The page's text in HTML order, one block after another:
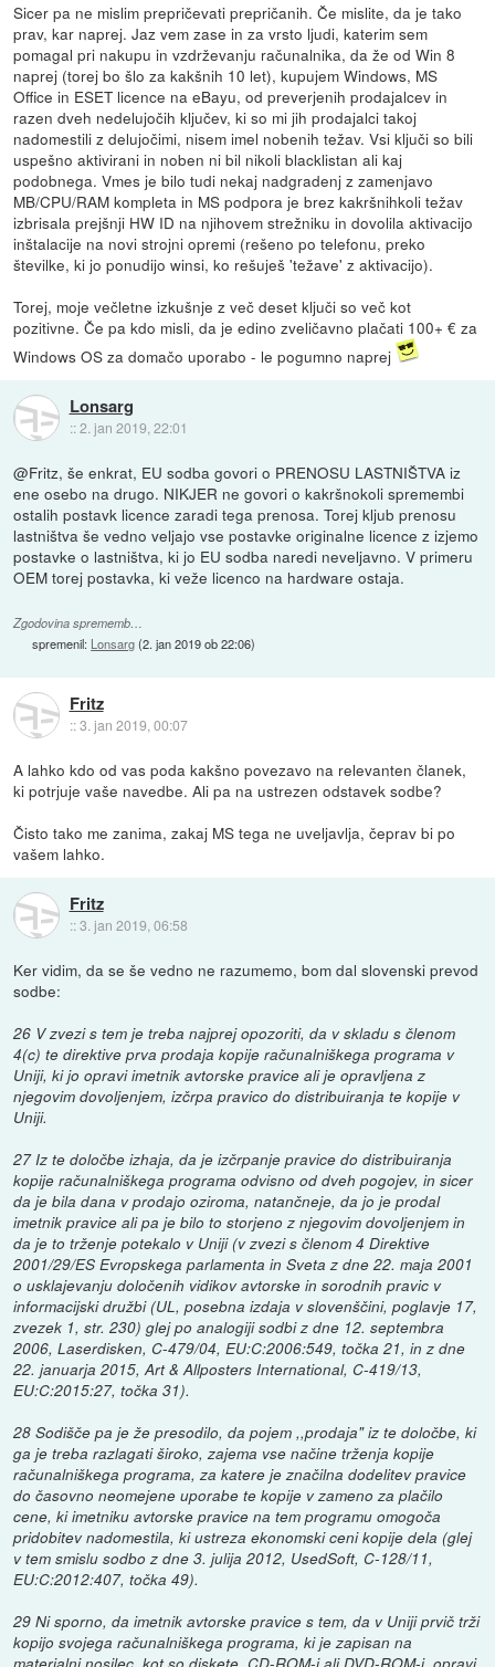
Sicer pa ne mislim prepričevati prepričanih. Če mislite, da je tako
prav, kar naprej. Jaz vem zase in za vrsto ljudi, katerim sem
pomagal pri nakupu in vzdrževanju računalnika, da že od Win 8
naprej (torej bo šlo za kakšnih 10 let), kupujem Windows, MS
Office in ESET licence na eBayu, od preverjenih prodajalcev in
razen dveh nedelujočih ključev, ki so mi jih prodajalci takoj
nadomestili z delujočimi, nisem imel nobenih težav. Vsi ključi so bili
uspešno aktivirani in noben ni bil nikoli blacklistan ali kaj
podobnega. Vmes je bilo tudi nekaj nadgradenj z zamenjavo
MB/CPU/RAM kompleta in MS podpora je brez kakršnihkoli težav
izbrisala prejšnji HW ID na njihovem strežniku in dovolila aktivacijo
inštalacije na novi strojni opremi (rešeno po telefonu, preko
številke, ki jo ponudijo winsi, ko rešuješ 'težave' z aktivacijo).
Torej, moje večletne izkušnje z več deset ključi so več kot
pozitivne. Če pa kdo misli, da je edino zveličavno plačati 100+ € za
Windows OS za domačo uporabo - le pogumno naprej
Lonsarg
::2. jan 2019, 22:01
@Fritz, še enkrat, EU sodba govori o PRENOSU LASTNIŠTVA iz
ene osebo na drugo. NIKJER ne govori o kakršnokoli spremembi
ostalih postavk licence zaradi tega prenosa. Torej kljub prenosu
lastništva še vedno veljajo vse postavke originalne licence z izjemo
postavke o lastništva, ki jo EU sodba naredi neveljavno. V primeru
OEM torej postavka, ki veže licenco na hardware ostaja.
Zgodovina sprememb…
spremenil: Lonsarg(2. jan 2019 ob 22:06)
Fritz
::3. jan 2019, 00:07
A lahko kdo od vas poda kakšno povezavo na relevanten članek,
ki potrjuje vaše navedbe. Ali pa na ustrezen odstavek sodbe?
Čisto tako me zanima, zakaj MS tega ne uveljavlja, čeprav bi po
vašem lahko.
Fritz
::3. jan 2019, 06:58
Ker vidim, da se še vedno ne razumemo, bom dal slovenski prevod
sodbe:
26 V zvezi s tem je treba najprej opozoriti, da v skladu s členom
4(c) te direktive prva prodaja kopije računalniškega programa v
Uniji, ki jo opravi imetnik avtorske pravice ali je opravljena z
njegovim dovoljenjem, izčrpa pravico do distribuiranja te kopije v
Uniji.
27 Iz te določbe izhaja, da je izčrpanje pravice do distribuiranja
kopije računalniškega programa odvisno od dveh pogojev, in sicer
da je bila dana v prodajo oziroma, natančneje, da jo je prodal
imetnik pravice ali pa je bilo to storjeno z njegovim dovoljenjem in
da je to trženje potekalo v Uniji (v zvezi s členom 4 Direktive
2001/29/ES Evropskega parlamenta in Sveta z dne 22. maja 2001
o usklajevanju določenih vidikov avtorske in sorodnih pravic v
informacijski družbi (UL, posebna izdaja v slovenščini, poglavje 17,
zvezek 1, str. 230) glej po analogiji sodbi z dne 12. septembra
2006, Laserdisken, C-479/04, EU:C:2006:549, točka 21, in z dne
22. januarja 2015, Art & Allposters International, C-419/13,
EU:C:2015:27, točka 31).
28 Sodišče pa je že presodilo, da pojem ,,prodaja" iz te določbe, ki
ga je treba razlagati široko, zajema vse načine trženja kopije
računalniškega programa, za katere je značilna dodelitev pravice
do časovno neomejene uporabe te kopije v zameno za plačilo
cene, ki imetniku avtorske pravice na tem programu omogoča
pridobitev nadomestila, ki ustreza ekonomski ceni kopije dela (glej
v tem smislu sodbo z dne 3. julija 2012, UsedSoft, C-128/11,
EU:C:2012:407, točka 49).
29 Ni sporno, da imetnik avtorske pravice s tem, da v Uniji prvič trži
kopijo svojega računalniškega programa, ki je zapisan na